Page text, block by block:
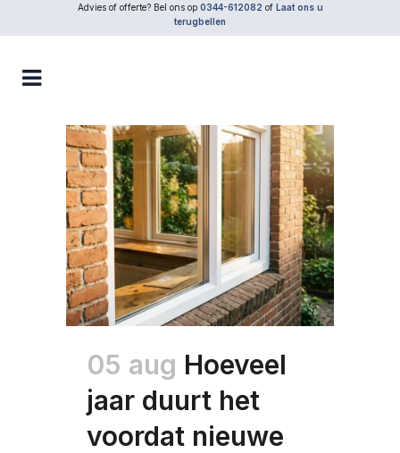
Advies of offerte? Bel ons op 0344-612082 of Laat ons u
terugbellen
05 aug Hoeveel
jaar duurt het
voordat nieuwe